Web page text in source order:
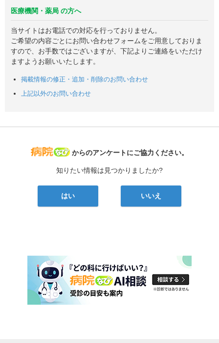
医療機関・薬局 の方へ
当サイトはお電話での対応を行っておりません。
ご希望の内容ごとにお問い合わせフォームをご用意しておりま
すので、お手数ではございますが、下記よりご連絡をいただけ
ますようお願いいたします。
掲載情報の修正・追加・削除のお問い合わせ
上記以外のお問い合わせ
病院なび
からのアンケートにご協力ください。
知りたい情報は見つかりましたか?
はい いいえ